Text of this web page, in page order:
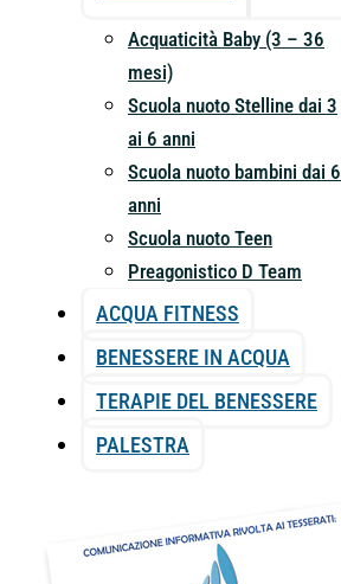
Acquaticità Baby (3 – 36
mesi)
Scuola nuoto Stelline dai 3
ai 6 anni
Scuola nuoto bambini dai 6
anni
Scuola nuoto Teen
Preagonistico D Team
ACQUA FITNESS
BENESSERE IN ACQUA
TERAPIE DEL BENESSERE
PALESTRA